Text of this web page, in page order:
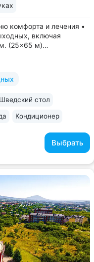
комфорта и лечения •
включая
(25×65 м)
детская зона. Рядом
Выбрать
Шведский стол
Кондиционер